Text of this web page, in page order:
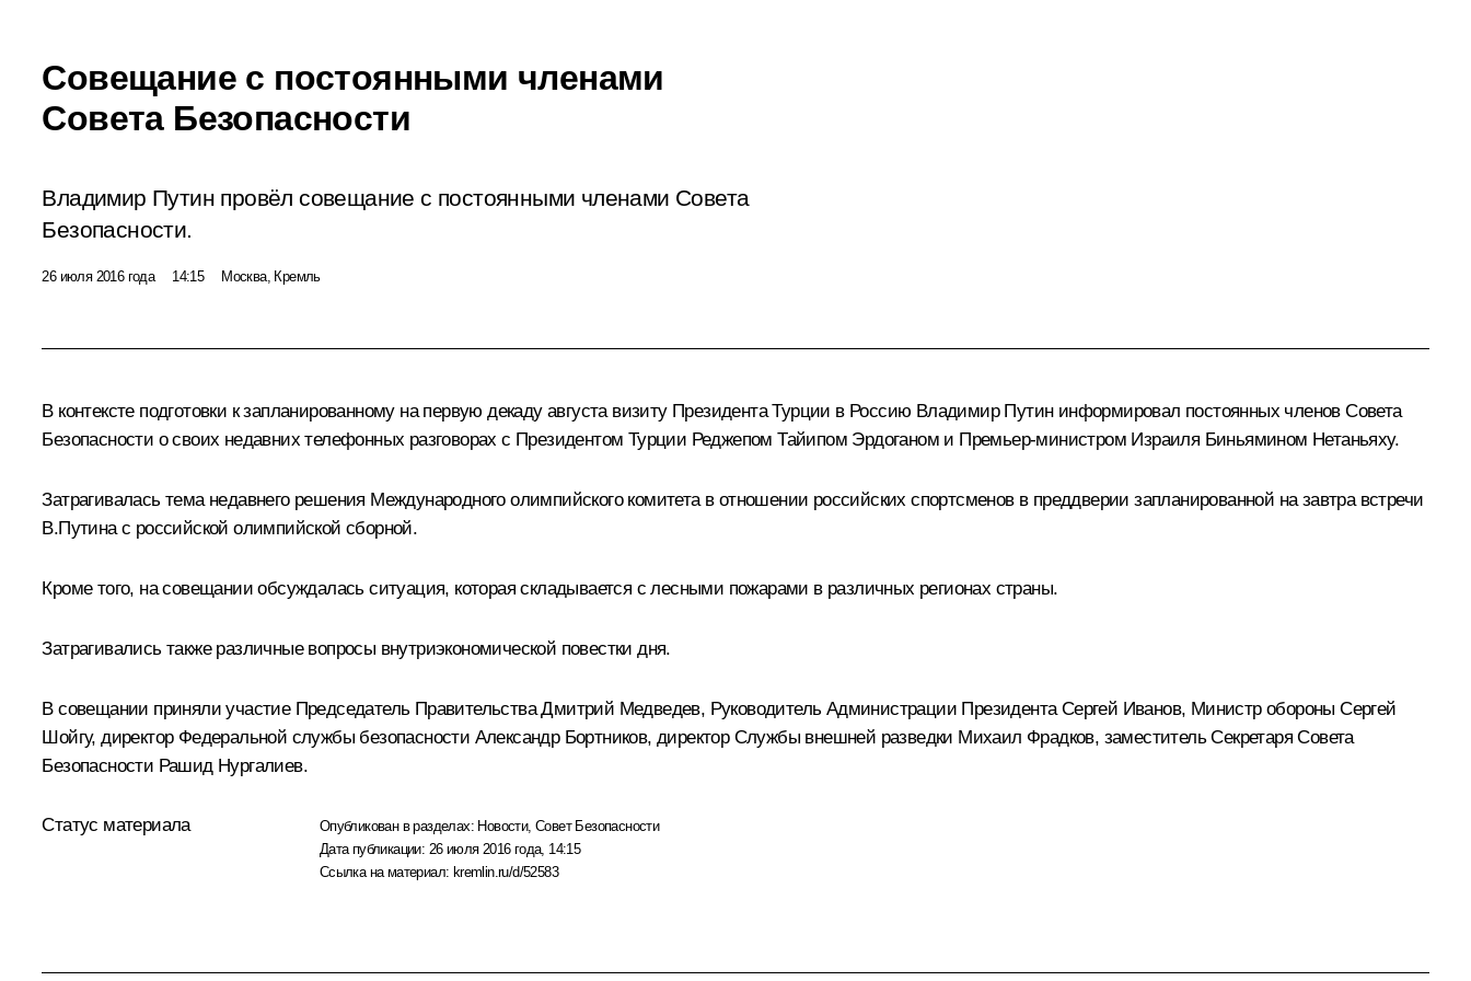
Совещание с постоянными членами
Совета Безопасности
Владимир Путин провёл совещание с постоянными членами Совета
Безопасности.
26 июля 2016 года 14:15 Москва, Кремль
В контексте подготовки к запланированному на первую декаду августа визиту Президента Турции в Россию Владимир Путин информировал постоянных членов Совета
Безопасности о своих недавних телефонных разговорах с Президентом Турции Реджепом Тайипом Эрдоганом и Премьер-министром Израиля Биньямином Нетаньяху.
Затрагивалась тема недавнего решения Международного олимпийского комитета в отношении российских спортсменов в преддверии запланированной на завтра встречи
В.Путина с российской олимпийской сборной.
Кроме того, на совещании обсуждалась ситуация, которая складывается с лесными пожарами в различных регионах страны.
Затрагивались также различные вопросы внутриэкономической повестки дня.
В совещании приняли участие Председатель ПравительстваДмитрий Медведев, Руководитель Администрации Президента Сергей Иванов, Министр обороныСергей
Шойгу, директор Федеральной службы безопасности Александр Бортников, директор Службы внешней разведки Михаил Фрадков, заместитель Секретаря Совета
Безопасности Рашид Нургалиев.
Статус материала Опубликован в разделах: Новости,Совет Безопасности
Дата публикации: 26 июля 2016 года, 14:15
Ссылка на материал: kremlin.ru/d/52583